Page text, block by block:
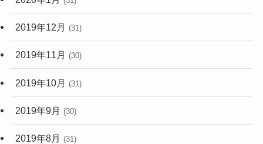
2019年12月 (31)
2019年11月 (30)
2019年10月 (31)
2019年9月 (30)
2019年8月 (31)